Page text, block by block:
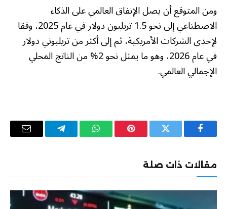
ومن المتوقع أن يصل الإنفاق العالمي على الذكاء
الاصطناعي إلى نحو 1.5 تريليون دولار في عام 2025، وفقا
لإحدى الشركات الأمريكية، ثم إلى أكثر من تريليوني دولار
في عام 2026، وهو ما يمثل نحو 2% من الناتج المحلي
الإجمالي العالمي.
فيسبوك تويتر بينتيريستواتساب تيلقرام
البريد
مقالات ذات صلة